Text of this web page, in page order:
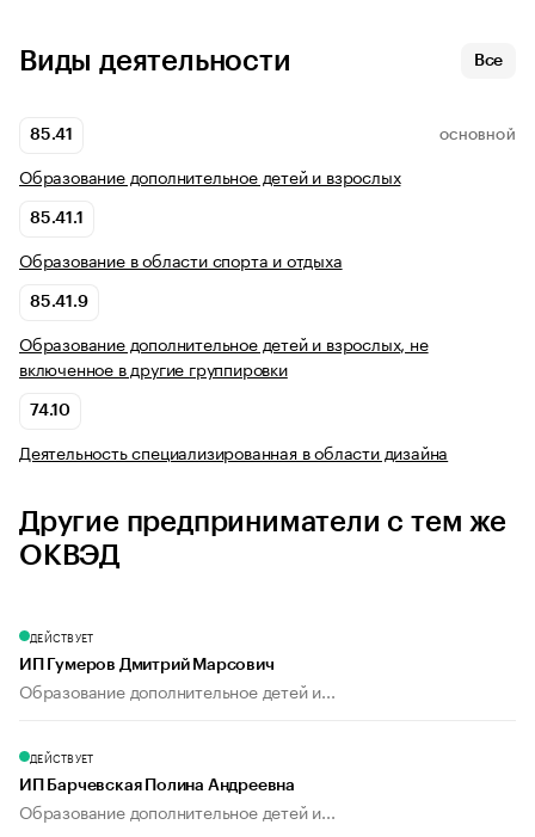
Виды деятельности Все
85.41 ОСНОВНОЙ
Образование дополнительное детей и взрослых
85.41.1
Образование в области спорта и отдыха
85.41.9
Образование дополнительное детей и взрослых, не
включенное в другие группировки
74.10
Деятельность специализированная в области дизайна
Другие предприниматели с тем же
ОКВЭД
ДЕЙСТВУЕТ
ИП Гумеров Дмитрий Марсович
Образование дополнительное детей и...
ДЕЙСТВУЕТ
ИП Барчевская Полина Андреевна
Образование дополнительное детей и...